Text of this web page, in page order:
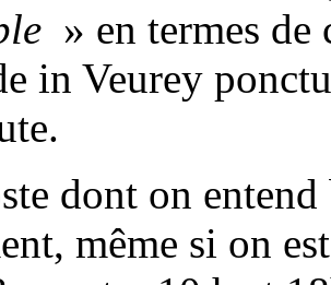
» en termes de
in Veurey
dont on
même si on